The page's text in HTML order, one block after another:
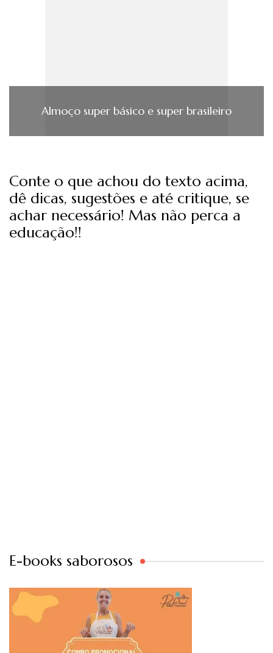
Almoço super básico e super brasileiro
Conte o que achou do texto acima,
dê dicas, sugestões e até critique, se
achar necessário! Mas não perca a
educação!!
E-books saborosos